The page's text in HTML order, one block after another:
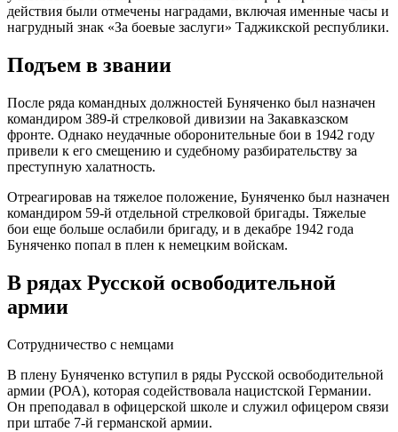
действия были отмечены наградами, включая именные часы и
нагрудный знак «За боевые заслуги» Таджикской республики.
Подъем в звании
После ряда командных должностей Буняченко был назначен
командиром 389-й стрелковой дивизии на Закавказском
фронте. Однако неудачные оборонительные бои в 1942 году
привели к его смещению и судебному разбирательству за
преступную халатность.
Отреагировав на тяжелое положение, Буняченко был назначен
командиром 59-й отдельной стрелковой бригады. Тяжелые
бои еще больше ослабили бригаду, и в декабре 1942 года
Буняченко попал в плен к немецким войскам.
В рядах Русской освободительной
армии
Сотрудничество с немцами
В плену Буняченко вступил в ряды Русской освободительной
армии (РОА), которая содействовала нацистской Германии.
Он преподавал в офицерской школе и служил офицером связи
при штабе 7-й германской армии.